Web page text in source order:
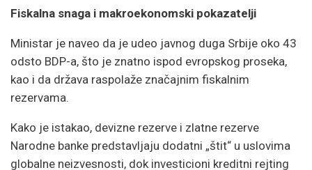
Fiskalna snaga i makroekonomski pokazatelji
Ministar je naveo da je udeo javnog duga Srbije oko 43
odsto BDP-a, što je znatno ispod evropskog proseka,
kao i da država raspolaže značajnim fiskalnim
rezervama.
Kako je istakao, devizne rezerve i zlatne rezerve
Narodne banke predstavljaju dodatni „štit“ u uslovima
globalne neizvesnosti, dok investicioni kreditni rejting